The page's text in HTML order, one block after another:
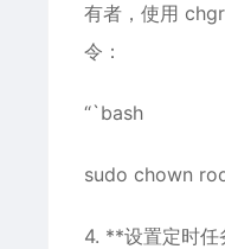
有者，使用
令：
“`bash
sudo chown
4. **设置定时任